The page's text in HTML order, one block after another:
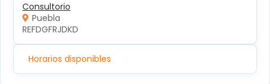
Consultorio
Puebla
REFDGFRJDKD
Horarios disponibles